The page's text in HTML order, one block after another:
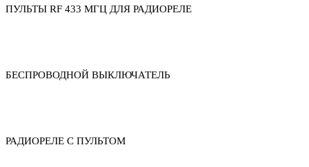
ПУЛЬТЫ RF 433 МГЦ ДЛЯ РАДИОРЕЛЕ
БЕСПРОВОДНОЙ ВЫКЛЮЧАТЕЛЬ
РАДИОРЕЛЕ С ПУЛЬТОМ